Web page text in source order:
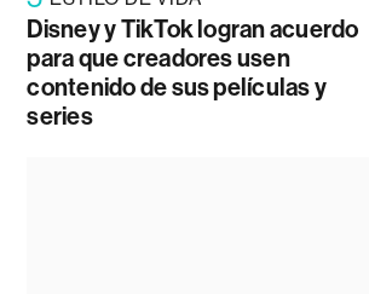
Disney y TikTok logran acuerdo
para que creadores usen
contenido de sus películas y
series